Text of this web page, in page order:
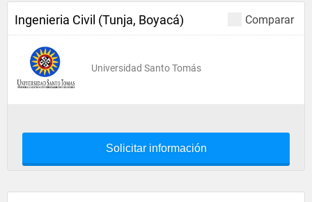
Comparar
Ingenieria Civil (Tunja, Boyacá)
Universidad Santo Tomás
Solicitar información